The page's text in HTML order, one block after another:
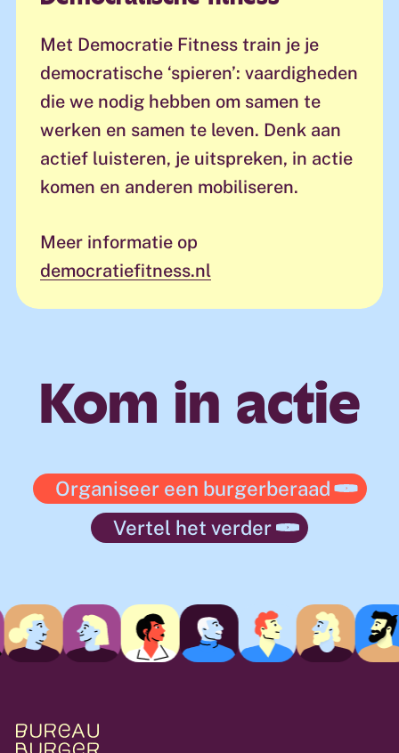
Met Democratie Fitness train je je
democratische ‘spieren’: vaardigheden
die we nodig hebben om samen te
werken en samen te leven. Denk aan
actief luisteren, je uitspreken, in actie
komen en anderen mobiliseren.
Meer informatie op
democratiefitness.nl
Kom in actie
Organiseer een burgerberaad
Vertel het verder